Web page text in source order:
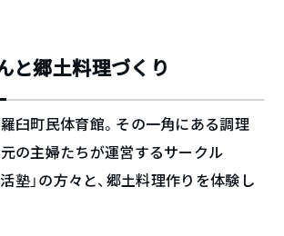
と郷土料理づくり
臼町民体育館。その一角にある調理
の主婦たちが運営するサークル
塾」の方々と、郷土料理作りを体験し